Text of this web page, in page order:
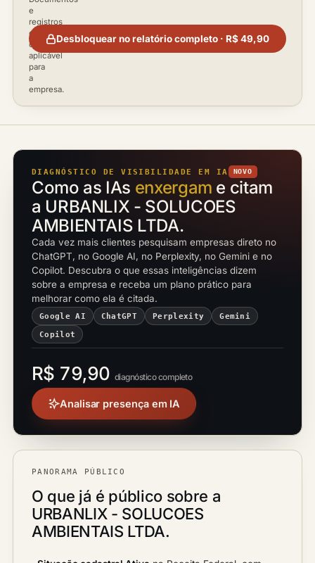
e
registros
disponíveis
conforme
aplicável
para
a
empresa.
Desbloquear no relatório completo · R$ 49,90
DIAGNÓSTICO DE VISIBILIDADE EM IA NOVO
Como as IAs enxergam e citam
a URBANLIX - SOLUCOES
AMBIENTAIS LTDA.
Cada vez mais clientes pesquisam empresas direto no
ChatGPT, no Google AI, no Perplexity, no Gemini e no
Copilot. Descubra o que essas inteligências dizem
sobre a empresa e receba um plano prático para
melhorar como ela é citada.
Google AI ChatGPT Perplexity Gemini
Copilot
R$ 79,90 diagnóstico completo
Analisar presença em IA
PANORAMA PÚBLICO
O que já é público sobre a
URBANLIX - SOLUCOES
AMBIENTAIS LTDA.